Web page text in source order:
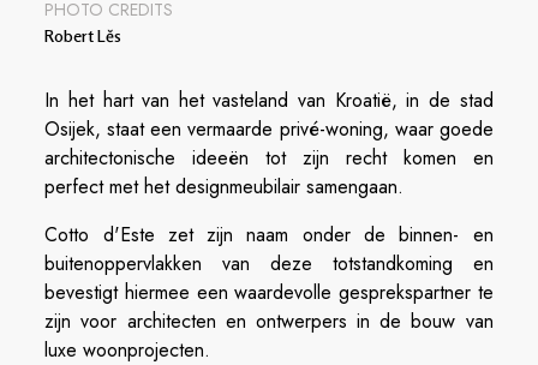
PHOTO CREDITS
Robert Lĕs
In het hart van het vasteland van Kroatië, in de stad
Osijek, staat een vermaarde privé-woning, waar goede
architectonische ideeën tot zijn recht komen en
perfect met het designmeubilair samengaan.
Cotto d'Este zet zijn naam onder de binnen- en
buitenoppervlakken van deze totstandkoming en
bevestigt hiermee een waardevolle gesprekspartner te
zijn voor architecten en ontwerpers in de bouw van
luxe woonprojecten.